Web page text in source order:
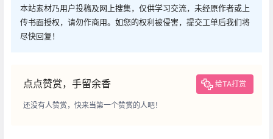
本站素材乃用户投稿及网上搜集，仅供学习交流，未经原作者或上
传书面授权，请勿作商用。如您的权利被侵害，提交工单后我们将
尽快回复！
点点赞赏，手留余香 给TA打赏
还没有人赞赏，快来当第一个赞赏的人吧！